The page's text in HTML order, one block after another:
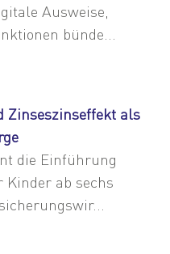
Ausweise,
bünde...
Zinseszinseffekt als
die Einführung
ab sechs